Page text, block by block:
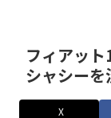
フィアッ
シャシー
X